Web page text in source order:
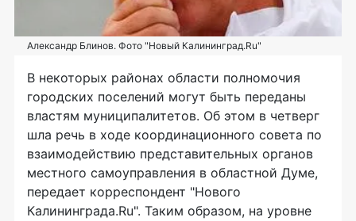
Александр Блинов. Фото "Новый Калининград.Ru"
В некоторых районах области полномочия
городских поселений могут быть переданы
властям муниципалитетов. Об этом в четверг
шла речь в ходе координационного совета по
взаимодействию представительных органов
местного самоуправления в областной Думе,
передает корреспондент "Нового
Калининграда.Ru". Таким образом, на уровне